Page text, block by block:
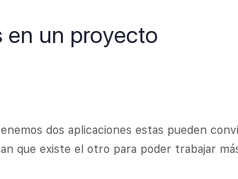
en un proyecto
dos aplicaciones estas pueden
que existe el otro para poder trabajar